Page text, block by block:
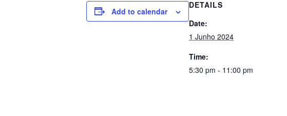
Add to calendar
DETAILS
Date:
1 Junho 2024
Time:
5:30 pm - 11:00 pm